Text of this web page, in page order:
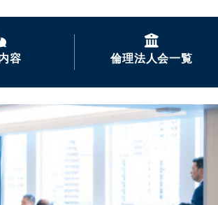
容
ニングセ
推進
演会
倫理法人会一覧